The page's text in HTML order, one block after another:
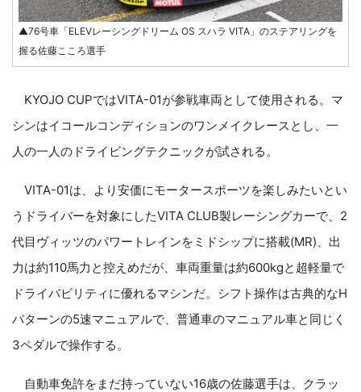
▲76号車「ELEVレーシングドリーム OS スハラ VITA」のステアリングを
握る佐藤こころ選手
KYOJO CUPではVITA-01が参戦車両として使用される。マ
シンはイコールコンディションのワンメイクレースとし、一
人の一人のドライビングテクニックが試される。
VITA-01は、より安価にモータースポーツを楽しみたいとい
うドライバーを対象にしたVITA CLUB製レーシングカーで、2
代目ヴィッツのパワートレインをミドシップに搭載(MR)、出
力は約110馬力と控えめだが、車両重量は約600kgと超軽量で
ドライバビリティに優れるマシンだ。シフト操作は古典的なH
パターンの5速マニュアルで、普通車のマニュアル車と同じく
3ペダルで操作する。
自動車免許をまだ持っていない16歳の佐藤選手は、クラッ